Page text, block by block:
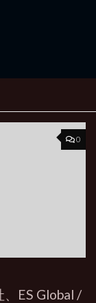
0
、ES Global /